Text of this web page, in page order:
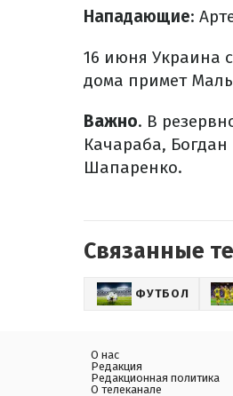
Нападающие:
16 июня Украина
дома примет
Важно. В
Качараба,
Шапаренко.
Связанные
ФУТБОЛ
О нас
Редакция
Редакционная политика
О телеканале